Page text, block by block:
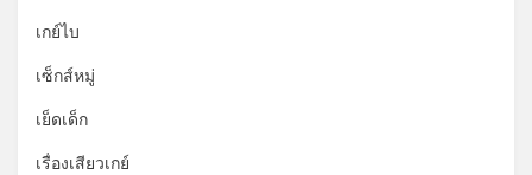
เกย์ไบ
เซ็กส์หมู่
เย็ดเด็ก
เรื่องเสียวเกย์